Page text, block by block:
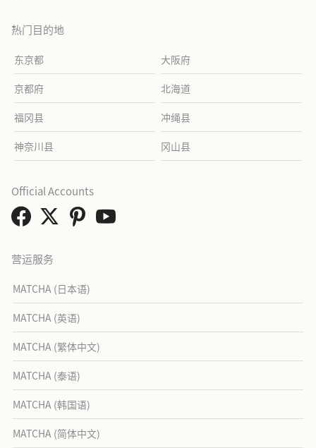
热门目的地
东京都 大阪府
京都府 北海道
福冈县 冲绳县
神奈川县 冈山县
营运服务
MATCHA (日本语)
MATCHA (英语)
MATCHA (繁体中文)
MATCHA (泰语)
MATCHA (韩国语)
MATCHA (简体中文)
Official Accounts